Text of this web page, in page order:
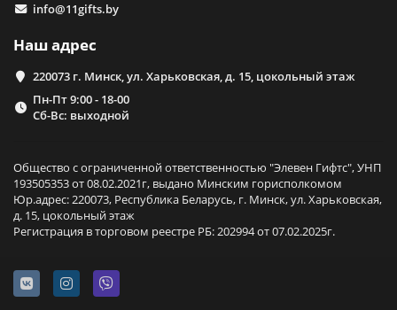
info@11gifts.by
Наш адрес
220073 г. Минск, ул. Харьковская, д. 15, цокольный этаж
Пн-Пт 9:00 - 18-00
Сб-Вс: выходной
Общество с ограниченной ответственностью "Элевен Гифтс", УНП
193505353 от 08.02.2021г, выдано Минским горисполкомом
Юр.адрес: 220073, Республика Беларусь, г. Минск, ул. Харьковская,
д. 15, цокольный этаж
Регистрация в торговом реестре РБ: 202994 от 07.02.2025г.